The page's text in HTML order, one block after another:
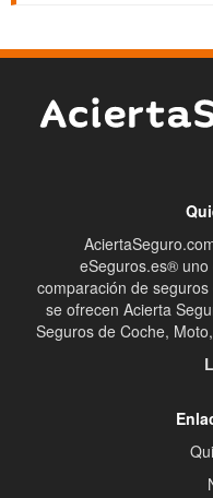
eSeguros.es®
comparación de
se ofrecen Acierta
Seguros de Coche,